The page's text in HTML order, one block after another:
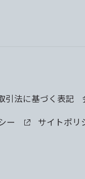
引法に基づく表記
ー
サイトポリ